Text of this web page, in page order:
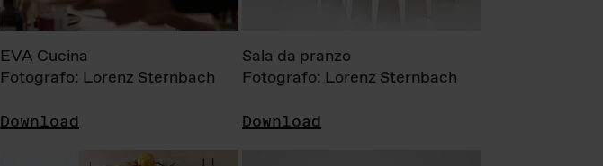
EVA Cucina
Fotografo: Lorenz Sternbach
Download
Sala da pranzo
Fotografo: Lorenz Sternbach
Download